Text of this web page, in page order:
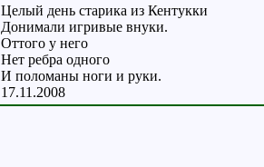
Целый день старика из Кентукки
Донимали игривые внуки.
Оттого у него
Нет ребра одного
И поломаны ноги и руки.
17.11.2008